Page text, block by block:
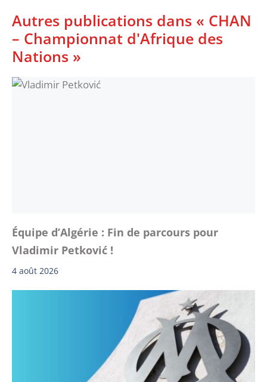
Autres publications dans « CHAN
– Championnat d'Afrique des
Nations »
Équipe d’Algérie : Fin de parcours pour
Vladimir Petković !
4 août 2026